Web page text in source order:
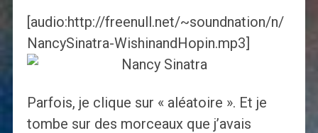
[audio:http://freenull.net/~soundnation/n/
NancySinatra-WishinandHopin.mp3]
Parfois, je clique sur « aléatoire ». Et je
tombe sur des morceaux que j’avais